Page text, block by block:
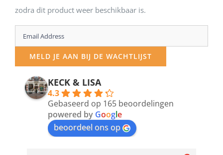
zodra dit product weer beschikbaar is.
Enter
your
email
address
MELD JE AAN BIJ DE WACHTLIJST
KECK & LISA
4.3
Gebaseerd op 165 beoordelingen
powered by Google
beoordeel ons op